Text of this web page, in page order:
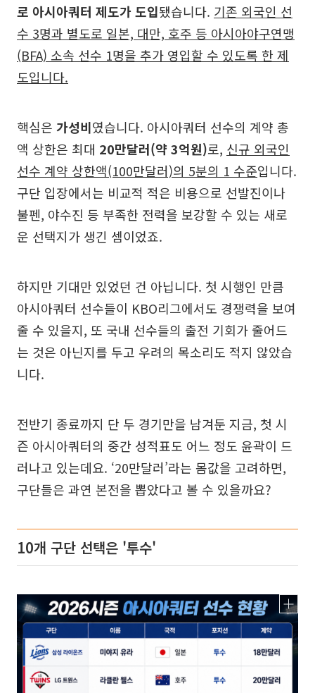
로 아시아쿼터 제도가 도입됐습니다. 기존 외국인 선
수 3명과 별도로 일본, 대만, 호주 등 아시아야구연맹
(BFA) 소속 선수 1명을 추가 영입할 수 있도록 한 제
도입니다.
핵심은 가성비였습니다. 아시아쿼터 선수의 계약 총
액 상한은 최대 20만달러(약 3억원)로, 신규 외국인
선수 계약 상한액(100만달러)의 5분의 1 수준입니다.
구단 입장에서는 비교적 적은 비용으로 선발진이나
불펜, 야수진 등 부족한 전력을 보강할 수 있는 새로
운 선택지가 생긴 셈이었죠.
하지만 기대만 있었던 건 아닙니다. 첫 시행인 만큼
아시아쿼터 선수들이 KBO리그에서도 경쟁력을 보여
줄 수 있을지, 또 국내 선수들의 출전 기회가 줄어드
는 것은 아닌지를 두고 우려의 목소리도 적지 않았습
니다.
전반기 종료까지 단 두 경기만을 남겨둔 지금, 첫 시
즌 아시아쿼터의 중간 성적표도 어느 정도 윤곽이 드
러나고 있는데요. ‘20만달러’라는 몸값을 고려하면,
구단들은 과연 본전을 뽑았다고 볼 수 있을까요?
10개 구단 선택은 '투수'